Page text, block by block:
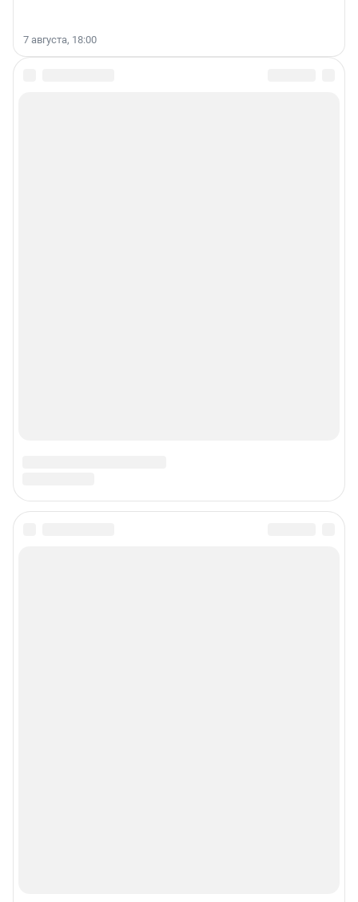
7 августа, 18:00